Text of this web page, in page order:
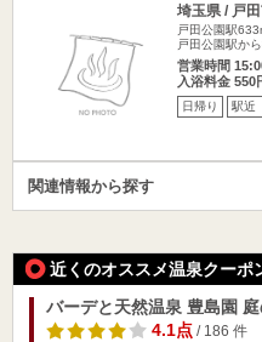
埼玉県 / 戸
戸田公園駅
戸田公園駅か
営業時間
入浴料金 550
日帰り 駅近
関連情報から探す
近くのオススメ温泉クーポ
バーデと天然温泉 豊島園
4.1点/ 186 件